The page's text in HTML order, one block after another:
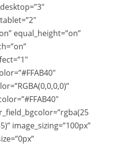
equal_height=”on”
image_sizing=”100px”